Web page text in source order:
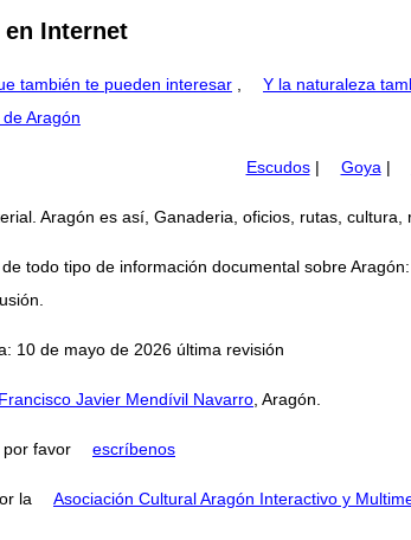
Internet
también te pueden interesar
Y la naturaleza
Aragón
Escudos| Goya |
Aragón es así, Ganaderia, oficios, rutas, cultura,
todo tipo de información documental sobre
10 de mayo de 2026 última revisión
Francisco Javier Mendívil Navarro , Aragón.
por favor escríbenos
la Asociación Cultural Aragón Interactivo y